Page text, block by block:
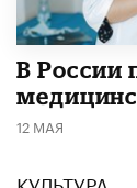
В России
12 МАЯ